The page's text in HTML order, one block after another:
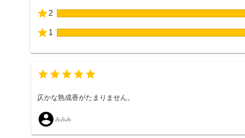
2
1
仄かな熟成香がたまりません。
みみみ